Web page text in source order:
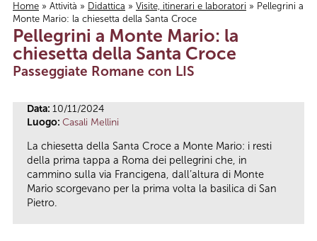
Tu sei qui
Home » Attività » Didattica » Visite, itinerari e laboratori » Pellegrini a
Monte Mario: la chiesetta della Santa Croce
Pellegrini a Monte Mario: la
chiesetta della Santa Croce
Passeggiate Romane con LIS
Data: 10/11/2024
Luogo: Casali Mellini
La chiesetta della Santa Croce a Monte Mario: i resti
della prima tappa a Roma dei pellegrini che, in
cammino sulla via Francigena, dall’altura di Monte
Mario scorgevano per la prima volta la basilica di San
Pietro.